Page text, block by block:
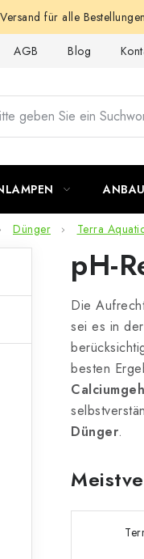
für alle
AGB Blog
Dünger Terra
pH-
Die
sei es in der
besten
Dünger.